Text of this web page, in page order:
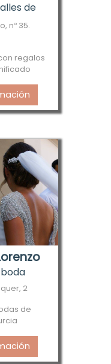
de
nº 35.
regalos
2
de